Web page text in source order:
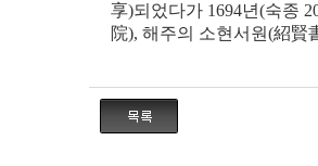
享)되었다가 1694년(숙종
院), 해주의 소현서원(紹賢